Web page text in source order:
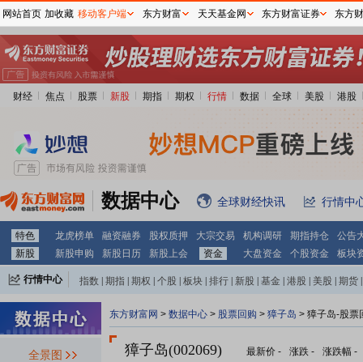
财经 焦点 股票 新股 期指 期权 行情 数据 全球 美股 港股
数据中心 全球财经快讯 行情中
特色 龙虎榜单 融资融券 股权质押 大宗交易 机构调研 期指持仓
公告
新股
新股申购 新股日历 新股上会 资金 大盘资金 个股资金 板块
行情中心 指数 期指 期权 个股 板块 排行 新股 基金 港股 美股 期货
全景图
东方财富网 > 数据中心 > 股票回购 > 獐子岛 > 獐子岛-股票
獐子岛(002069) 最新价 - 涨跌 - 涨跌幅 -
网站首页 加收藏 移动客户端 东方财富 天天基金网 东方财富证券 东方